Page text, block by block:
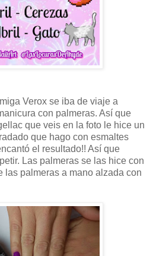
Verox se iba de viaje a
con palmeras. Así que
que veis en la foto le hice un
que hago con esmaltes
el resultado!! Así que
Las palmeras se las hice con
las palmeras a mano alzada con